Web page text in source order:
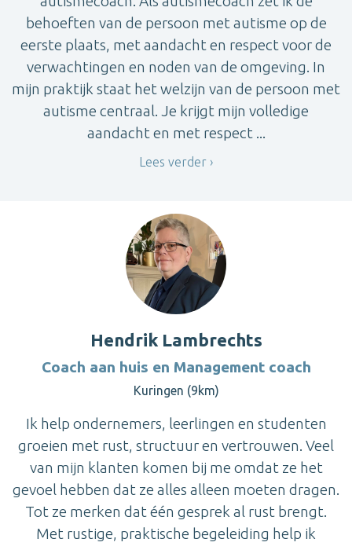
behoeften van de persoon met autisme op de
eerste plaats, met aandacht en respect voor de
verwachtingen en noden van de omgeving. In
mijn praktijk staat het welzijn van de persoon met
autisme centraal. Je krijgt mijn volledige
aandacht en met respect ...
Lees verder
Hendrik Lambrechts
Coach aan huis en Management coach
Kuringen (9km)
Ik help ondernemers, leerlingen en studenten
groeien met rust, structuur en vertrouwen. Veel
van mijn klanten komen bij me omdat ze het
gevoel hebben dat ze alles alleen moeten dragen.
Tot ze merken dat één gesprek al rust brengt.
Met rustige, praktische begeleiding help ik